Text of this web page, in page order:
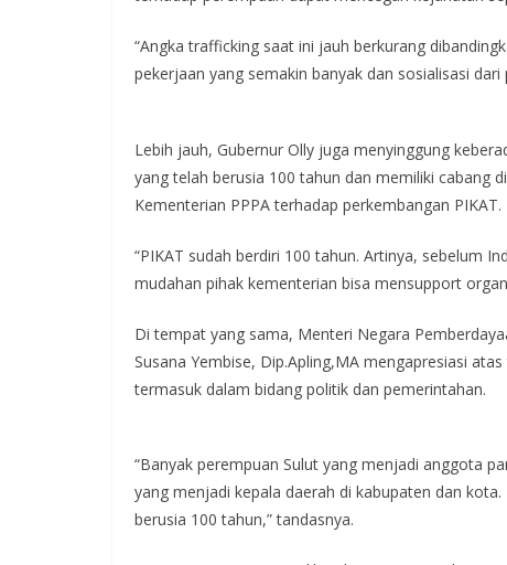
“Angka trafficking saat ini jauh berkurang
pekerjaan yang semakin banyak dan sosialisasi
Lebih jauh, Gubernur Olly juga menyinggung
yang telah berusia 100 tahun dan memiliki cabang
Kementerian PPPA terhadap perkembangan PIKAT.
“PIKAT sudah berdiri 100 tahun. Artinya, sebelum
mudahan pihak kementerian bisa mensupport
Di tempat yang sama, Menteri Negara
Susana Yembise, Dip.Apling,MA mengapresiasi
termasuk dalam bidang politik dan pemerintahan.
“Banyak perempuan Sulut yang menjadi anggota
yang menjadi kepala daerah di kabupaten dan
berusia 100 tahun,” tandasnya.